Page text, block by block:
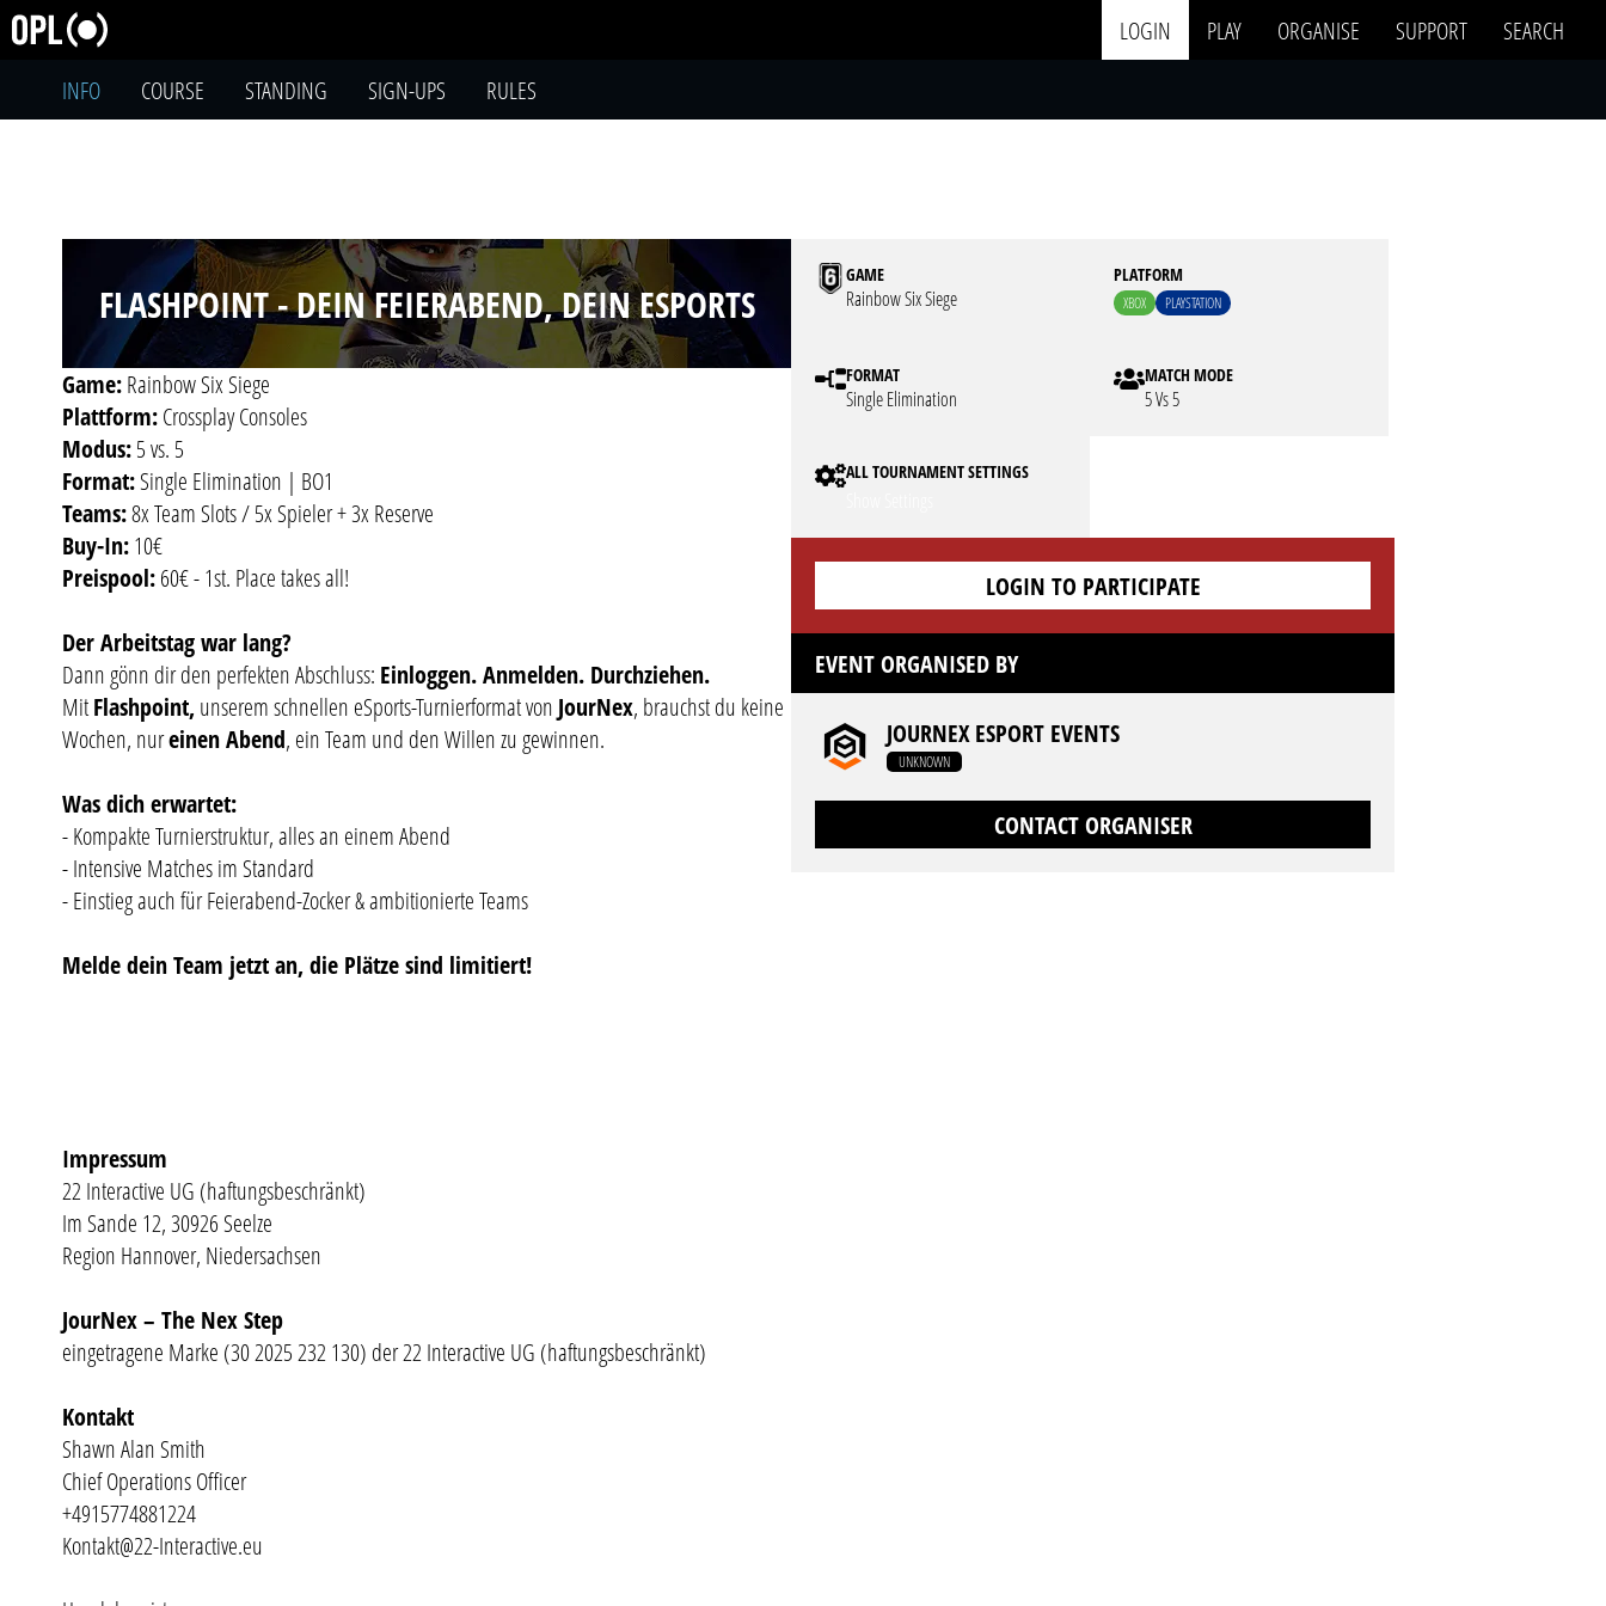
LOGIN PLAY ORGANISE SUPPORT
SEARCH
INFO
COURSE STANDING SIGN-UPS RULES
FLASHPOINT - DEIN FEIERABEND, DEIN ESPORTS
Game:Rainbow Six Siege
Plattform:Crossplay Consoles
Modus:5 vs. 5
Format:Single Elimination | BO1
Teams:8x Team Slots / 5x Spieler + 3x Reserve
Buy-In:10€
Preispool:60€ - 1st. Place takes all!
Der Arbeitstag war lang?
Dann gönn dir den perfekten Abschluss: Einloggen. Anmelden. Durchziehen.
MitFlashpoint,unserem schnellen eSports-Turnierformat von JourNex, brauchst du keine
Wochen, nureinen Abend, ein Team und den Willen zu gewinnen.
Was dich erwartet:
- Kompakte Turnierstruktur, alles an einem Abend
- Intensive Matches im Standard
- Einstieg auch für Feierabend-Zocker & ambitionierte Teams
Melde dein Team jetzt an, die Plätze sind limitiert!
Impressum
22 Interactive UG (haftungsbeschränkt)
Im Sande 12, 30926 Seelze
Region Hannover, Niedersachsen
JourNex – The Nex Step
eingetragene Marke (30 2025 232 130) der 22 Interactive UG (haftungsbeschränkt)
Kontakt
Shawn Alan Smith
Chief Operations Officer
+4915774881224
Kontakt@22-Interactive.eu
GAME
Rainbow Six Siege
PLATFORM
XBOX PLAYSTATION
FORMAT
Single Elimination
MATCH MODE
5 Vs 5
ALL TOURNAMENT SETTINGS
LOGIN TO PARTICIPATE
EVENT ORGANISED BY
JOURNEX ESPORT EVENTS
UNKNOWN
CONTACT ORGANISER